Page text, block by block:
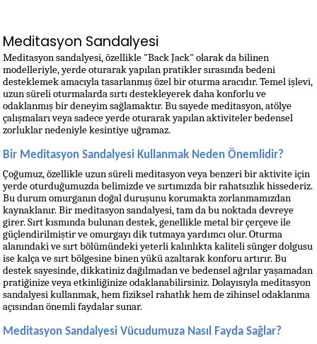
Meditasyon Sandalyesi
Meditasyon sandalyesi, özellikle "Back Jack" olarak da bilinen
modelleriyle, yerde oturarak yapılan pratikler sırasında bedeni
desteklemek amacıyla tasarlanmış özel bir oturma aracıdır. Temel işlevi,
uzun süreli oturmalarda sırtı destekleyerek daha konforlu ve
odaklanmış bir deneyim sağlamaktır. Bu sayede meditasyon, atölye
çalışmaları veya sadece yerde oturarak yapılan aktiviteler bedensel
zorluklar nedeniyle kesintiye uğramaz.
Bir Meditasyon Sandalyesi Kullanmak Neden Önemlidir?
Çoğumuz, özellikle uzun süreli meditasyon veya benzeri bir aktivite için
yerde oturduğumuzda belimizde ve sırtımızda bir rahatsızlık hissederiz.
Bu durum omurganın doğal duruşunu korumakta zorlanmamızdan
kaynaklanır. Bir meditasyon sandalyesi, tam da bu noktada devreye
girer. Sırt kısmında bulunan destek, genellikle metal bir çerçeve ile
güçlendirilmiştir ve omurgayı dik tutmaya yardımcı olur. Oturma
alanındaki ve sırt bölümündeki yeterli kalınlıkta kaliteli sünger dolgusu
ise kalça ve sırt bölgesine binen yükü azaltarak konforu artırır. Bu
destek sayesinde, dikkatiniz dağılmadan ve bedensel ağrılar yaşamadan
pratiğinize veya etkinliğinize odaklanabilirsiniz. Dolayısıyla meditasyon
sandalyesi kullanmak, hem fiziksel rahatlık hem de zihinsel odaklanma
açısından önemli faydalar sunar.
Meditasyon Sandalyesi Vücudumuza Nasıl Fayda Sağlar?